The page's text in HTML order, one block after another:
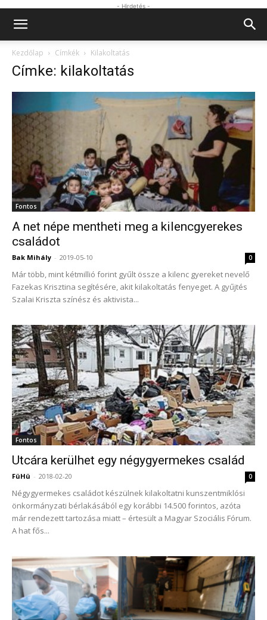
- Hirdetés -
Kezdőlap Címkék Kilakoltatás
Címke: kilakoltatás
Fontos
A net népe mentheti meg a kilencgyerekes
családot
Bak Mihály - 2019-05-10 0
Már több, mint kétmillió forint gyűlt össze a kilenc gyereket nevelő
Fazekas Krisztina segítésére, akit kilakoltatás fenyeget. A gyűjtés
Szalai Kriszta színész és aktivista...
Fontos
Utcára kerülhet egy négygyermekes család
FüHü - 2018-02-20 0
Négygyermekes családot készülnek kilakoltatni kunszentmiklósi
önkormányzati bérlakásából egy korábbi 14.500 forintos, azóta
már rendezett tartozása miatt – értesült a Magyar Szociális Fórum.
A hat fős...